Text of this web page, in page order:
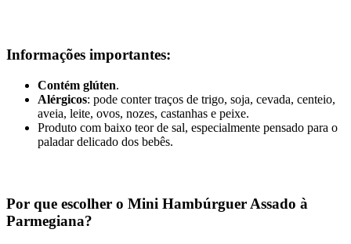
Informações importantes:
Contém glúten.
Alérgicos: pode conter traços de trigo, soja, cevada, centeio,
aveia, leite, ovos, nozes, castanhas e peixe.
Produto com baixo teor de sal, especialmente pensado para o
paladar delicado dos bebês.
Por que escolher o Mini Hambúrguer Assado à
Parmegiana?